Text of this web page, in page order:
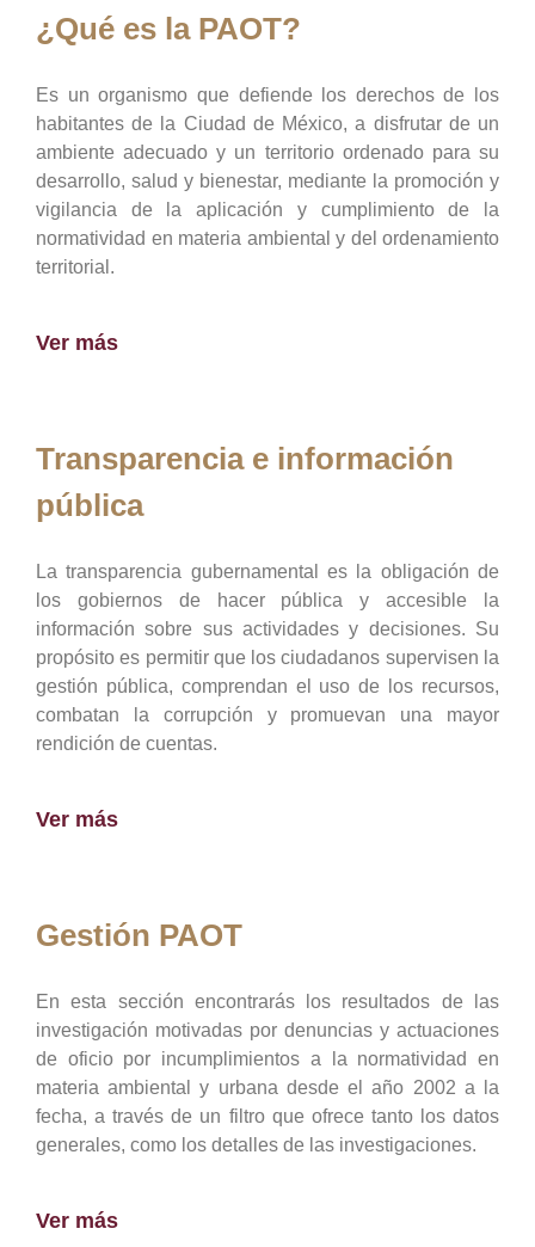
¿Qué es la PAOT?
Es un organismo que defiende los derechos de los
habitantes de la Ciudad de México, a disfrutar de un
ambiente adecuado y un territorio ordenado para su
desarrollo, salud y bienestar, mediante la promoción y
vigilancia de la aplicación y cumplimiento de la
normatividad en materia ambiental y del ordenamiento
territorial.
Ver más
Transparencia e información
pública
La transparencia gubernamental es la obligación de
los gobiernos de hacer pública y accesible la
información sobre sus actividades y decisiones. Su
propósito es permitir que los ciudadanos supervisen la
gestión pública, comprendan el uso de los recursos,
combatan la corrupción y promuevan una mayor
rendición de cuentas.
Ver más
Gestión PAOT
En esta sección encontrarás los resultados de las
investigación motivadas por denuncias y actuaciones
de oficio por incumplimientos a la normatividad en
materia ambiental y urbana desde el año 2002 a la
fecha, a través de un filtro que ofrece tanto los datos
generales, como los detalles de las investigaciones.
Ver más